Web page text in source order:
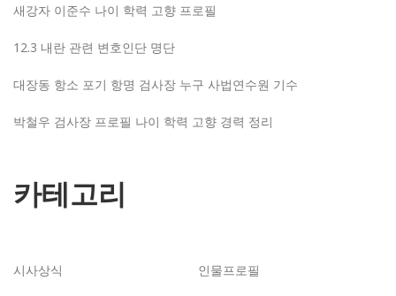
새강자 이준수 나이 학력 고향 프로필
12.3 내란 관련 변호인단 명단
대장동 항소 포기 항명 검사장 누구 사법연수원 기수
박철우 검사장 프로필 나이 학력 고향 경력 정리
카테고리
시사상식 인물프로필